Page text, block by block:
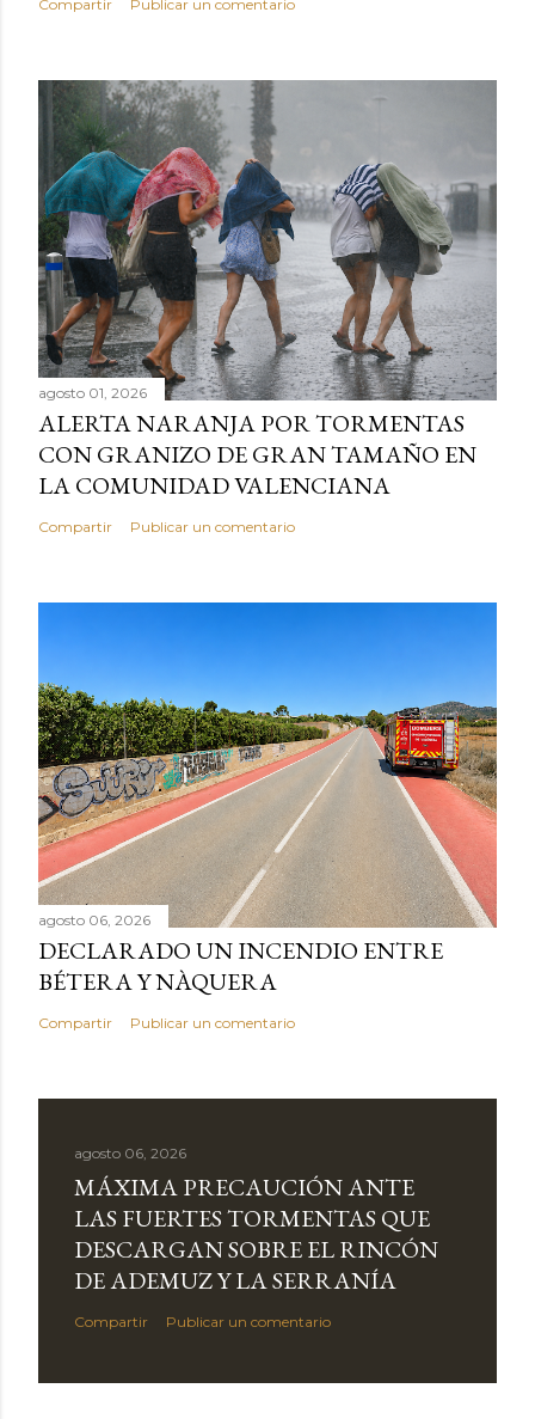
Compartir Publicar un comentario
agosto 01, 2026
ALERTA NARANJA POR TORMENTAS
CON GRANIZO DE GRAN TAMAÑO EN
LA COMUNIDAD VALENCIANA
Compartir Publicar un comentario
agosto 06, 2026
DECLARADO UN INCENDIO ENTRE
BÉTERA Y NÀQUERA
Compartir Publicar un comentario
agosto 06, 2026
MÁXIMA PRECAUCIÓN ANTE
LAS FUERTES TORMENTAS QUE
DESCARGAN SOBRE EL RINCÓN
DE ADEMUZ Y LA SERRANÍA
Compartir Publicar un comentario